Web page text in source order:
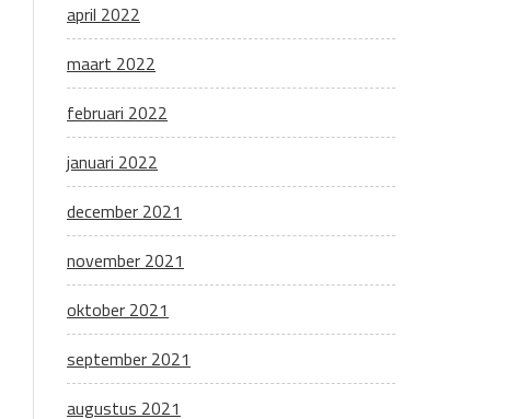
april 2022
maart 2022
februari 2022
januari 2022
december 2021
november 2021
oktober 2021
september 2021
augustus 2021